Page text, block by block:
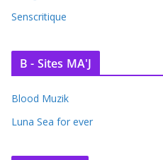
Senscritique
B - Sites MA'J
Blood Muzik
Luna Sea for ever